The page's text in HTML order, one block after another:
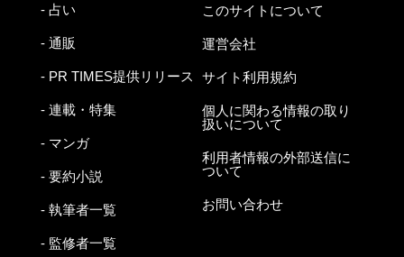
- 占い
- 通販
- PR TIMES提供リリース
- 連載・特集
- マンガ
- 要約小説
- 執筆者一覧
- 監修者一覧
このサイトについて
運営会社
サイト利用規約
個人に関わる情報の取り
扱いについて
利用者情報の外部送信に
ついて
お問い合わせ